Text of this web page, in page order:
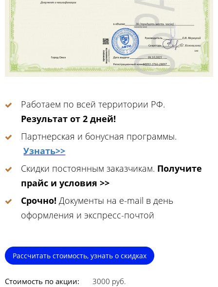
Работаем по всей территории РФ.
Результат от 2 дней!
Партнерская и бонусная программы.
Узнать>>
Скидки постоянным заказчикам. Получите
прайс и условия >>
Срочно! Документы на e-mail в день
оформления и экспресс-почтой
Рассчитать стоимость, узнать о скидках
Стоимость по акции:
3000 руб.